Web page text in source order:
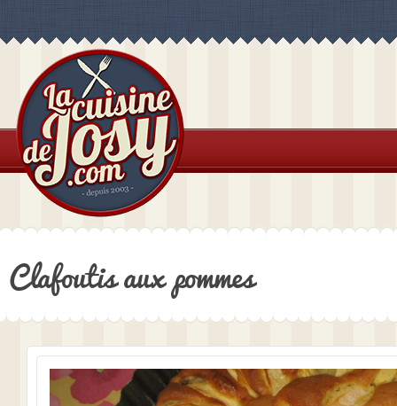
Clafoutis aux pommes